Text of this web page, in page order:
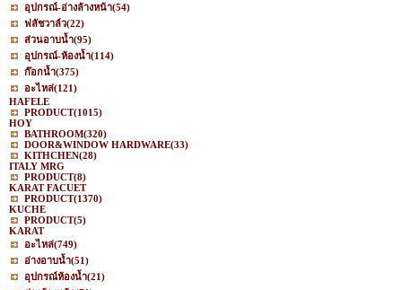
อุปกรณ์-อ่างล้างหน้า(54)
ฟลัชวาล์ว(22)
ส่วนอาบน้ำ(95)
อุปกรณ์-ห้องน้ำ(114)
ก๊อกน้ำ(375)
อะไหล่(121)
HAFELE
PRODUCT(1015)
HOY
BATHROOM(320)
DOOR&WINDOW HARDWARE(33)
KITHCHEN(28)
ITALY MRG
PRODUCT(8)
KARAT FACUET
PRODUCT(1370)
KUCHE
PRODUCT(5)
KARAT
อะไหล่(749)
อ่างอาบน้ำ(51)
อุปกรณ์ห้องน้ำ(21)